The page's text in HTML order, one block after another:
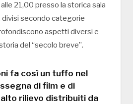
21,00 presso la storica sala
divisi secondo categorie
aspetti diversi e
del “secolo breve”.
fa così un tuffo nel
di film e di
rilievo distribuiti da